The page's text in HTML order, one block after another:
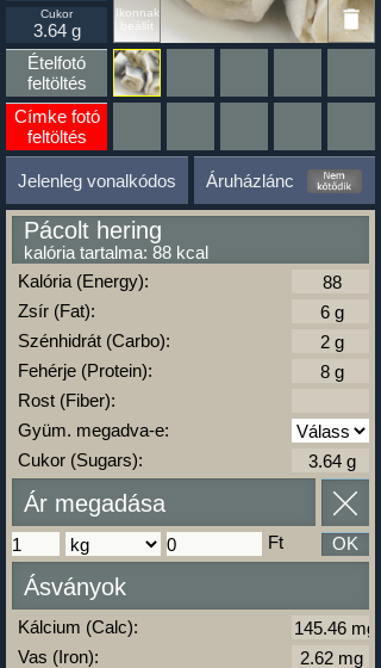
Ikonnak
beállít
Cukor
3.64 g
Ételfotó
feltöltés
Címke fotó
feltöltés
Jelenleg vonalkódos Áruházlánc
Pácolt hering
kalória tartalma: 88 kcal
Kalória (Energy):
Zsír (Fat):
Szénhidrát (Carbo):
Fehérje (Protein):
Rost (Fiber):
Gyüm. megadva-e:
Cukor (Sugars):
Ár megadása
Ft OK
Ásványok
Kálcium (Calc):
Vas (Iron):